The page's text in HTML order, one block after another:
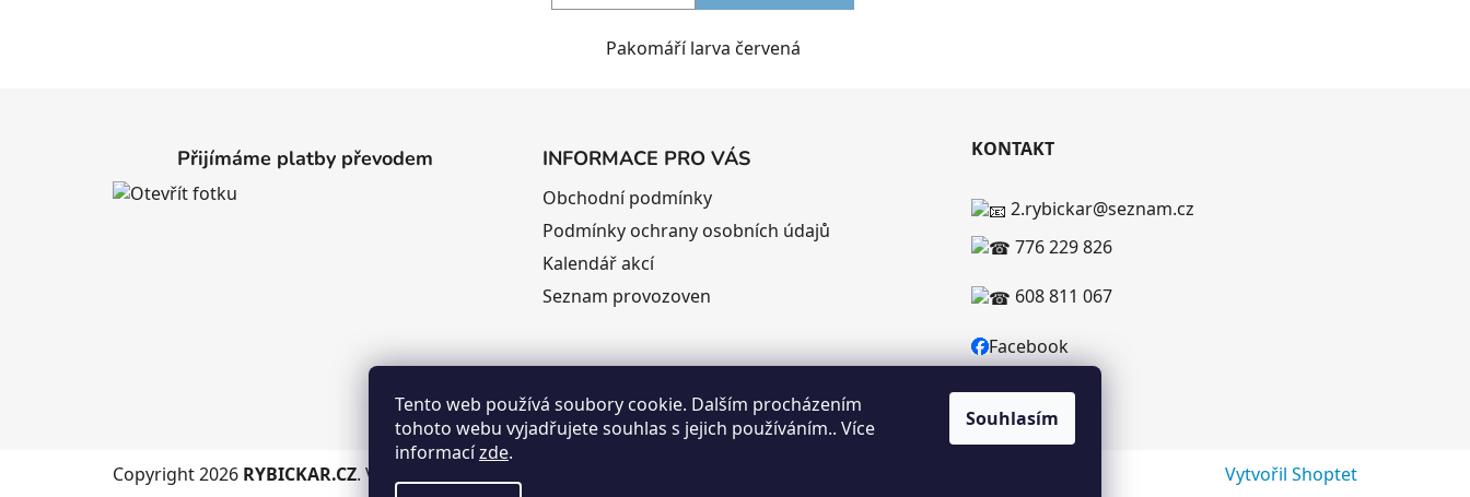
Tento web používá soubory cookie. Dalším procházením
tohoto webu vyjadřujete souhlas s jejich používáním.. Více
informacízde.
Souhlasím
Pakomáří larva červená
Přijímáme platby převodem INFORMACE PRO VÁS
Obchodní podmínky
Podmínky ochrany osobních údajů
Kalendář akcí
Seznam provozoven
KONTAKT
2.rybickar@seznam.cz
776 229 826
608 811 067
Facebook
Vytvořil Shoptet
Copyright 2026 RYBICKAR.CZ. Všechna práva vyhrazena.